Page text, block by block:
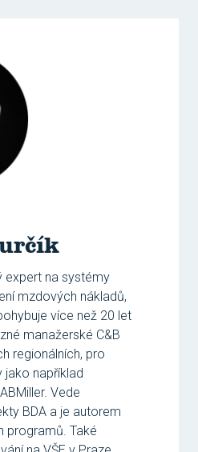
expert na systémy
mzdových nákladů,
více než 20 let
manažerské C&B
regionálních, pro
jako například
Vede
BDA a je autorem
programů. Také